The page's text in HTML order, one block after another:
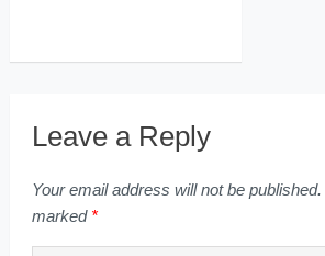
Leave a Reply
Your email address will not be published.
marked *